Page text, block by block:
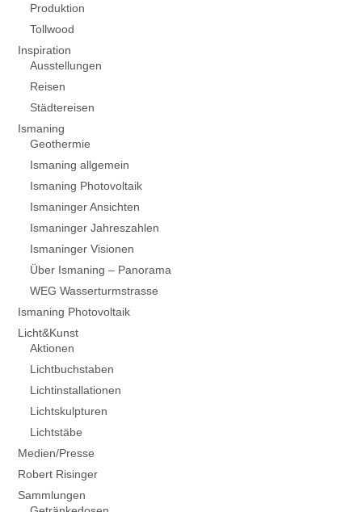
Produktion
Tollwood
Inspiration
Ausstellungen
Reisen
Städtereisen
Ismaning
Geothermie
Ismaning allgemein
Ismaning Photovoltaik
Ismaninger Ansichten
Ismaninger Jahreszahlen
Ismaninger Visionen
Über Ismaning – Panorama
WEG Wasserturmstrasse
Ismaning Photovoltaik
Licht&Kunst
Aktionen
Lichtbuchstaben
Lichtinstallationen
Lichtskulpturen
Lichtstäbe
Medien/Presse
Robert Risinger
Sammlungen